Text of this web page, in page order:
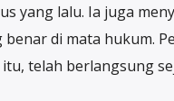
yang lalu. Ia juga
di mata hukum.
telah berlangsung